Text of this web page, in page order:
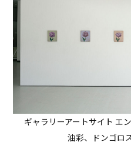
ギャラリーアートサイト エ
油彩、ドンゴロ